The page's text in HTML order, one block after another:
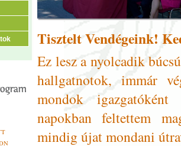
Tisztelt Vendégeink!
Ez lesz a nyolcadik
hallgatnotok, immár
mondok
napokban feltettem
mindig újat mondani